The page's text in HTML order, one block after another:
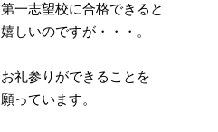
第一志望校に合格できると
嬉しいのですが・・・。
お礼参りができることを
願っています。